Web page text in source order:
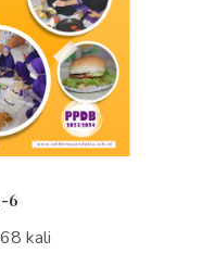
6
kali